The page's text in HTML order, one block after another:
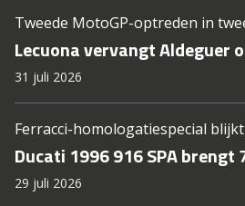
Tweede MotoGP-optreden in
Lecuona vervangt Aldeguer
31 juli 2026
Ferracci-homologatiespecial
Ducati 1996 916 SPA brengt
29 juli 2026